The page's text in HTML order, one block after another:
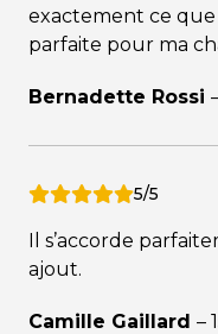
exactement ce que
parfaite pour ma
Bernadette Rossi
5/5
Il s’accorde
ajout.
Camille Gaillard –